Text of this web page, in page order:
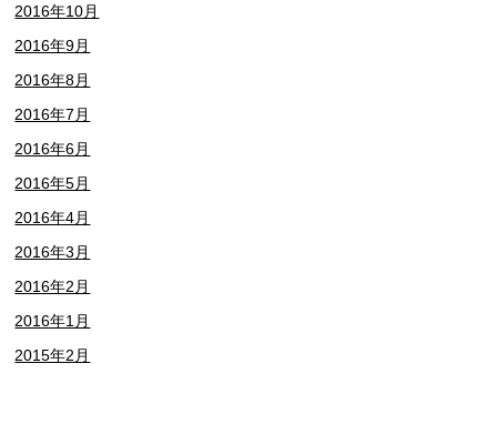
2016年10月
2016年9月
2016年8月
2016年7月
2016年6月
2016年5月
2016年4月
2016年3月
2016年2月
2016年1月
2015年2月